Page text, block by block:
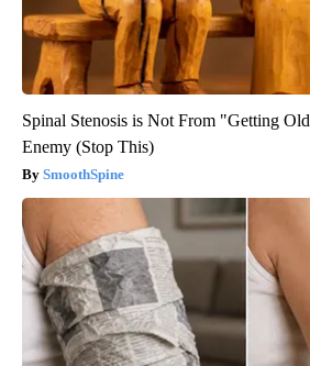
Spinal Stenosis is Not From "Getting
Enemy (Stop This)
SmoothSpine